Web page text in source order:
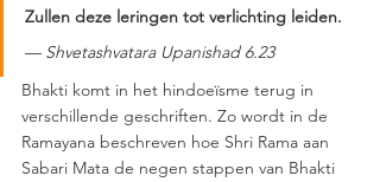
Zullen deze leringen tot verlichting leiden.
— Shvetashvatara Upanishad 6.23
Bhakti komt in het hindoeïsme terug in
verschillende geschriften. Zo wordt in de
Ramayana beschreven hoe Shri Rama aan
Sabari Mata de negen stappen van Bhakti